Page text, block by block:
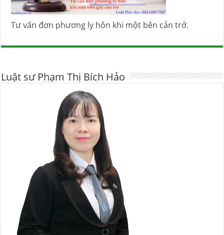
Tư vấn đơn phương ly hôn khi một bên cản trở.
Luật sư Phạm Thị Bích Hảo